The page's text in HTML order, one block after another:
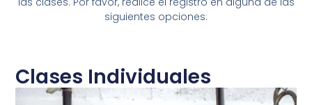
siguientes opciones:
Clases Individuales